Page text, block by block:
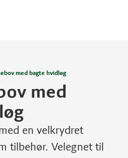
med bagte hvidløg
med
en velkrydret
tilbehør. Velegnet til